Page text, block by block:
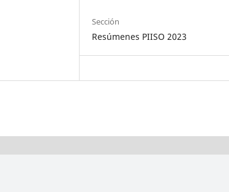
Sección
Resúmenes PIISO 2023